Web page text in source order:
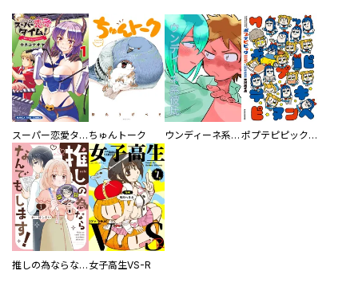
スーパー恋愛タイム！～現場でドＳな彼女は自宅でデレる～ ちゅんトーク ウンディーネ系彼氏 ポプテピピック SEASON EIGHT
推しの為ならなんでもします！ 女子高生VS-R